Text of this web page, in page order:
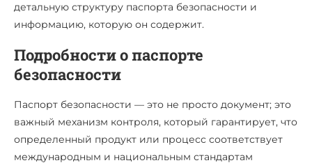
детальную структуру паспорта безопасности и
информацию, которую он содержит.
Подробности о паспорте
безопасности
Паспорт безопасности — это не просто документ; это
важный механизм контроля, который гарантирует, что
определенный продукт или процесс соответствует
международным и национальным стандартам